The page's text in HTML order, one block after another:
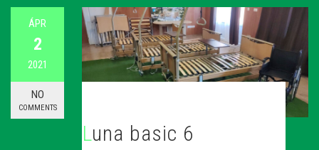
ÁPR
2
2021
NO
COMMENTS
Luna basic 6